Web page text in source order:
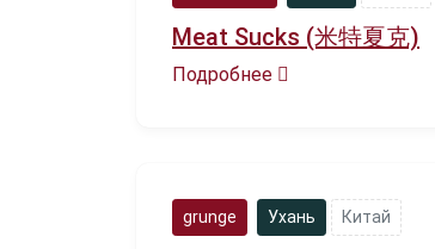
Meat Sucks (米特夏克)
Подробнее
grunge Ухань Китай